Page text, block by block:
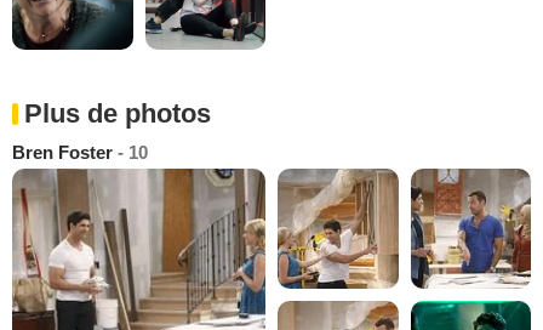
Plus de photos
Bren Foster - 10